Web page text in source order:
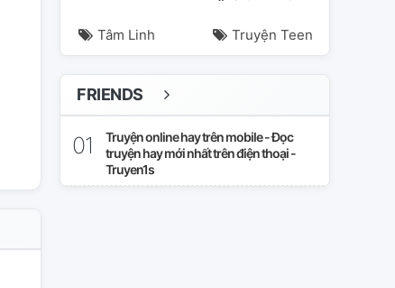
Tâm Linh Truyện Teen
FRIENDS
Truyện online hay trên mobile - Đọc
truyện hay mới nhất trên điện thoại -
Truyen1s